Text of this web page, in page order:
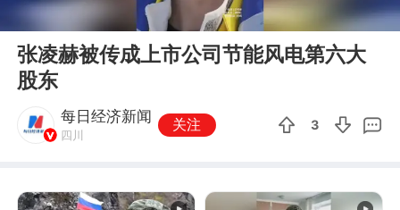
张凌赫被传成上市公司节能风电第六大
股东
每日经济新闻
四川
关注 3